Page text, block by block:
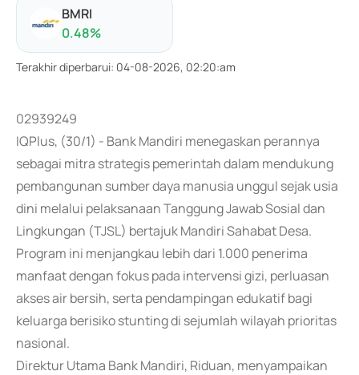
BMRI
0.48%
Terakhir diperbarui: 04-08-2026, 02:20:am
02939249
IQPlus, (30/1) - Bank Mandiri menegaskan perannya
sebagai mitra strategis pemerintah dalam mendukung
pembangunan sumber daya manusia unggul sejak usia
dini melalui pelaksanaan Tanggung Jawab Sosial dan
Lingkungan (TJSL) bertajuk Mandiri Sahabat Desa.
Program ini menjangkau lebih dari 1.000 penerima
manfaat dengan fokus pada intervensi gizi, perluasan
akses air bersih, serta pendampingan edukatif bagi
keluarga berisiko stunting di sejumlah wilayah prioritas
nasional.
Direktur Utama Bank Mandiri, Riduan, menyampaikan